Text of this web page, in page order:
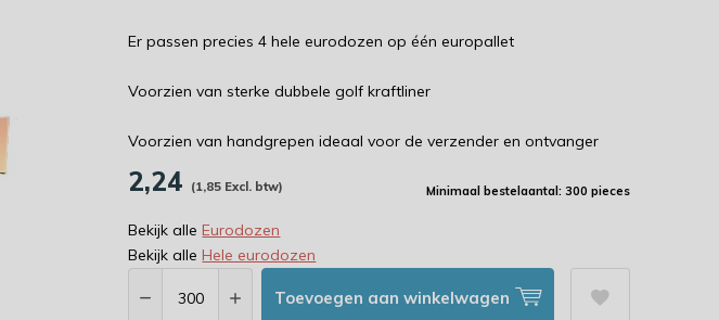
Er passen precies 4 hele eurodozen op één europallet
Voorzien van sterke dubbele golf kraftliner
Voorzien van handgrepen ideaal voor de verzender en ontvanger
2,24 (1,85 Excl. btw) Minimaal bestelaantal: 300 pieces
Bekijk alle Eurodozen
Bekijk alle Hele eurodozen
Toevoegen aan winkelwagen